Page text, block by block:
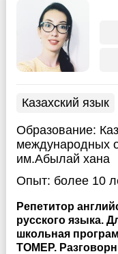
Казахский язык
Образование:
международных
им.Абылай хана
Опыт: более 10
Репетитор
русского языка.
школьная
ТОМЕР.